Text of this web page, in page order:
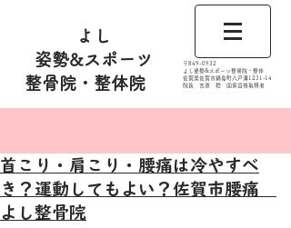
よし
姿勢&スポーツ
整骨院・整体院
​〒849-0932
よし姿勢&スポーツ整骨院・整体
佐賀県佐賀市鍋島町八戸溝1231‐14
​​院長 吉原 稔​ 国家資格取得者
首こり・肩こり・腰痛は冷やすべ
き？運動してもよい？佐賀市腰痛
よし整骨院